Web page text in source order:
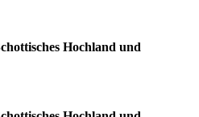
Hochland und